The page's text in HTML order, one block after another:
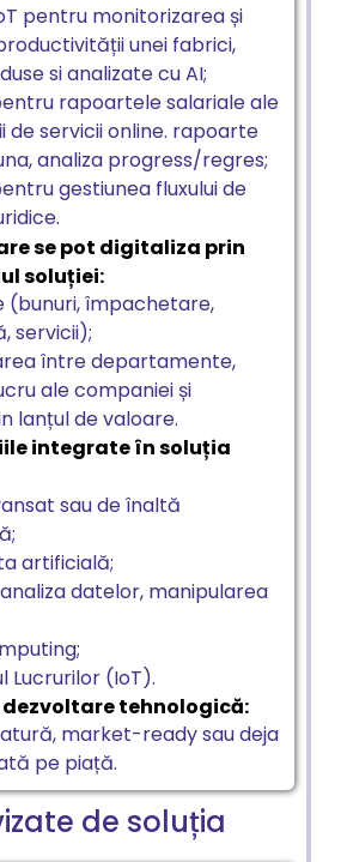
pentru monitorizarea și
unei fabrici,
si analizate cu AI;
rapoartele salariale ale
de servicii online. rapoarte
analiza progress/regres;
gestiunea fluxului de
se pot digitaliza prin
soluției:
(bunuri, împachetare,
servicii);
între departamente,
ale companiei și
lanțul de valoare.
integrate în soluția
sau de înaltă
artificială;
datelor, manipularea
Lucrurilor (IoT).
dezvoltare tehnologică:
market-ready sau deja
pe piață.
de soluția